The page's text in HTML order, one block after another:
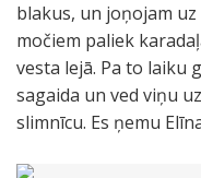
blakus, un joņojam
močiem paliek
vesta lejā. Pa to laiku
sagaida un ved viņu
slimnīcu. Es ņemu